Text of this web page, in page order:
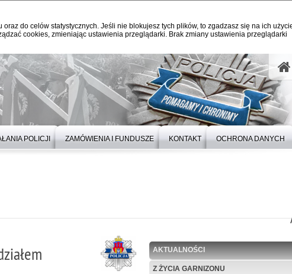
do celów statystycznych. Jeśli nie blokujesz tych plików, to zgadzasz się na ich
cookies, zmieniając ustawienia przeglądarki. Brak zmiany ustawienia przeglądarki
POLICJI ZAMÓWIENIA I FUNDUSZE KONTAKT OCHRONA DANYCH
AKTUALNOŚCI
Z ŻYCIA GARNIZONU